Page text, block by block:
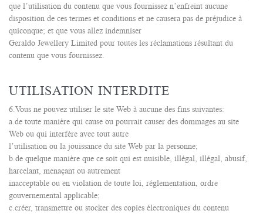
que l’utilisation du contenu que vous fournissez n’enfreint aucune
disposition de ces termes et conditions et ne causera pas de préjudice à
quiconque; et que vous allez indemniser
Geraldo Jewellery Limited pour toutes les réclamations résultant du
contenu que vous fournissez.
UTILISATION INTERDITE
6.Vous ne pouvez utiliser le site Web à aucune des fins suivantes:
a.de toute manière qui cause ou pourrait causer des dommages au site
Web ou qui interfère avec tout autre
l’utilisation ou la jouissance du site Web par la personne;
b.de quelque manière que ce soit qui est nuisible, illégal, illégal, abusif,
harcelant, menaçant ou autrement
inacceptable ou en violation de toute loi, réglementation, ordre
gouvernemental applicable;
c.créer, transmettre ou stocker des copies électroniques du contenu